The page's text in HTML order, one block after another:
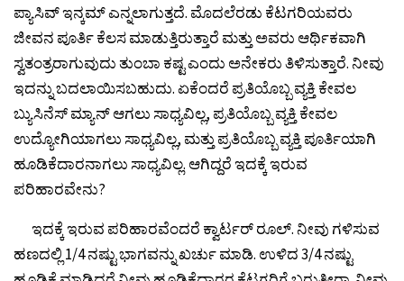
ಪ್ಯಾಸಿವ್ ಇನ್ಕಮ್ ಎನ್ನಲಾಗುತ್ತದೆ. ಮೊದಲೆರಡು ಕೆಟಗರಿಯವರು
ಜೀವನ ಪೂರ್ತಿ ಕೆಲಸ ಮಾಡುತ್ತಿರುತ್ತಾರೆ ಮತ್ತು ಅವರು ಆರ್ಥಿಕವಾಗಿ
ಸ್ವತಂತ್ರರಾಗುವುದು ತುಂಬಾ ಕಷ್ಟ ಎಂದು ಅನೇಕರು ತಿಳಿಸುತ್ತಾರೆ. ನೀವು
ಇದನ್ನು ಬದಲಾಯಿಸಬಹುದು. ಏಕೆಂದರೆ ಪ್ರತಿಯೊಬ್ಬ ವ್ಯಕ್ತಿ ಕೇವಲ
ಬ್ಯುಸಿನೆಸ್ ಮ್ಯಾನ್ ಆಗಲು ಸಾಧ್ಯವಿಲ್ಲ, ಪ್ರತಿಯೊಬ್ಬ ವ್ಯಕ್ತಿ ಕೇವಲ
ಉದ್ಯೋಗಿಯಾಗಲು ಸಾಧ್ಯವಿಲ್ಲ, ಮತ್ತು ಪ್ರತಿಯೊಬ್ಬ ವ್ಯಕ್ತಿ ಪೂರ್ತಿಯಾಗಿ
ಹೂಡಿಕೆದಾರನಾಗಲು ಸಾಧ್ಯವಿಲ್ಲ. ಆಗಿದ್ದರೆ ಇದಕ್ಕೆ ಇರುವ
ಪರಿಹಾರವೇನು?
ಇದಕ್ಕೆ ಇರುವ ಪರಿಹಾರವೆಂದರೆ ಕ್ವಾರ್ಟರ್ ರೂಲ್. ನೀವು ಗಳಿಸುವ
ಹಣದಲ್ಲಿ 1/4 ನಷ್ಟು ಭಾಗವನ್ನು ಖರ್ಚು ಮಾಡಿ. ಉಳಿದ 3/4 ನಷ್ಟು